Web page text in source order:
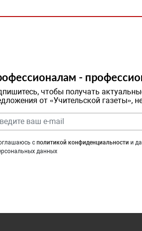
-
чтобы получать
от «Учительской газеты»,
с политикой конфиденциальности и
данных